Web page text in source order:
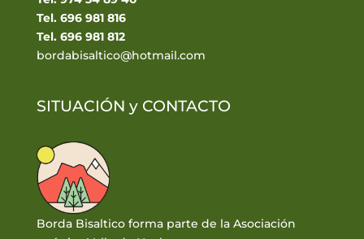
Tel. 696 981 816
Tel. 696 981 812
bordabisaltico@hotmail.com
SITUACIÓN y CONTACTO
Borda Bisaltico forma parte de la Asociación